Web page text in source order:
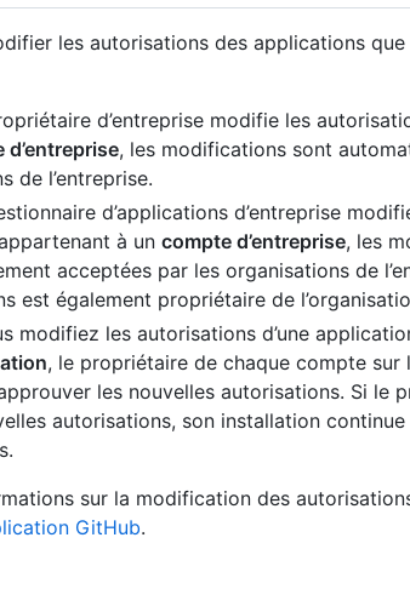
les autorisations des applications
d’entreprise modifie les
d’entreprise, les modifications sont
de l’entreprise.
d’applications d’entreprise
à un compte d’entreprise, les
acceptées par les organisations de
est également propriétaire de
modifiez les autorisations d’une
, le propriétaire de chaque compte sur
les nouvelles autorisations. Si le
autorisations, son installation continue
sur la modification des
GitHub.